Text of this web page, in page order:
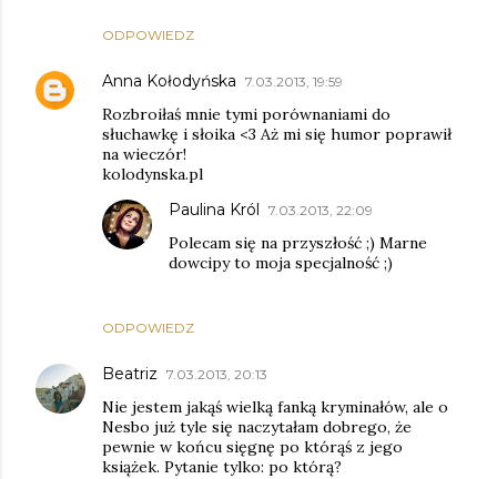
ODPOWIEDZ
Anna Kołodyńska 7.03.2013, 19:59
Rozbroiłaś mnie tymi porównaniami do
słuchawkę i słoika <3 Aż mi się humor poprawił
na wieczór!
kolodynska.pl
ODPOWIEDZ
Paulina Król 7.03.2013, 22:09
Polecam się na przyszłość ;) Marne
dowcipy to moja specjalność ;)
Beatriz 7.03.2013, 20:13
Nie jestem jakąś wielką fanką kryminałów, ale o
Nesbo już tyle się naczytałam dobrego, że
pewnie w końcu sięgnę po którąś z jego
książek. Pytanie tylko: po którą?